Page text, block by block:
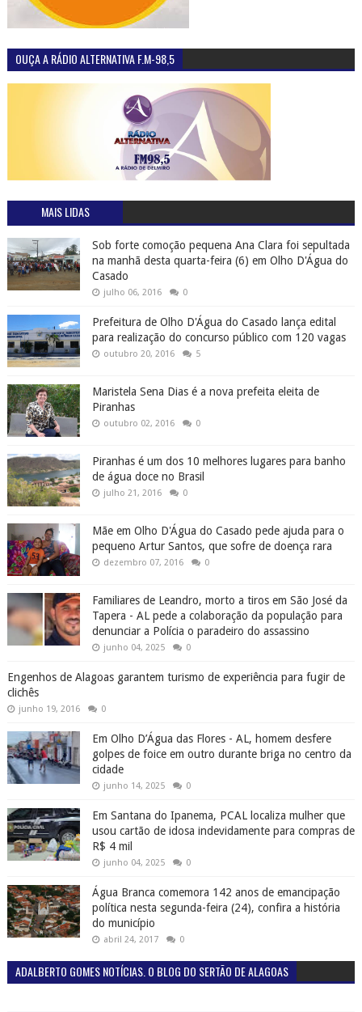
OUÇA A RÁDIO ALTERNATIVA F.M-98,5
MAIS LIDAS
Sob forte comoção pequena Ana Clara foi sepultada
na manhã desta quarta-feira (6) em Olho D'Água do
Casado
julho 06, 2016 0
Prefeitura de Olho D'Água do Casado lança edital
para realização do concurso público com 120 vagas
outubro 20, 2016 5
Maristela Sena Dias é a nova prefeita eleita de
Piranhas
outubro 02, 2016 0
Piranhas é um dos 10 melhores lugares para banho
de água doce no Brasil
julho 21, 2016 0
Mãe em Olho D'Água do Casado pede ajuda para o
pequeno Artur Santos, que sofre de doença rara
dezembro 07, 2016 0
Familiares de Leandro, morto a tiros em São José da
Tapera - AL pede a colaboração da população para
denunciar a Polícia o paradeiro do assassino
junho 04, 2025 0
Engenhos de Alagoas garantem turismo de experiência para fugir de
clichês
junho 19, 2016 0
Em Olho D’Água das Flores - AL, homem desfere
golpes de foice em outro durante briga no centro da
cidade
junho 14, 2025 0
Em Santana do Ipanema, PCAL localiza mulher que
usou cartão de idosa indevidamente para compras de
R$ 4 mil
junho 04, 2025 0
Água Branca comemora 142 anos de emancipação
política nesta segunda-feira (24), confira a história
do município
abril 24, 2017 0
ADALBERTO GOMES NOTÍCIAS. O BLOG DO SERTÃO DE ALAGOAS